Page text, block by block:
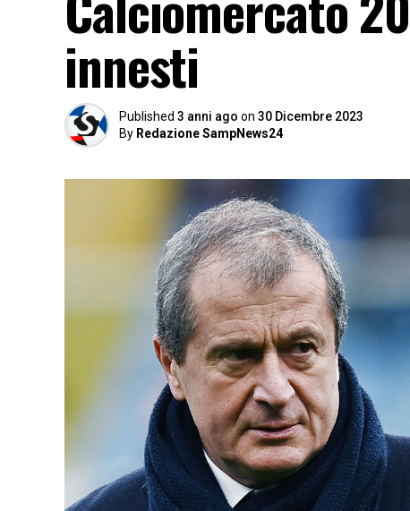
innesti
Published 3 anni ago on 30 Dicembre 2023
By Redazione SampNews24